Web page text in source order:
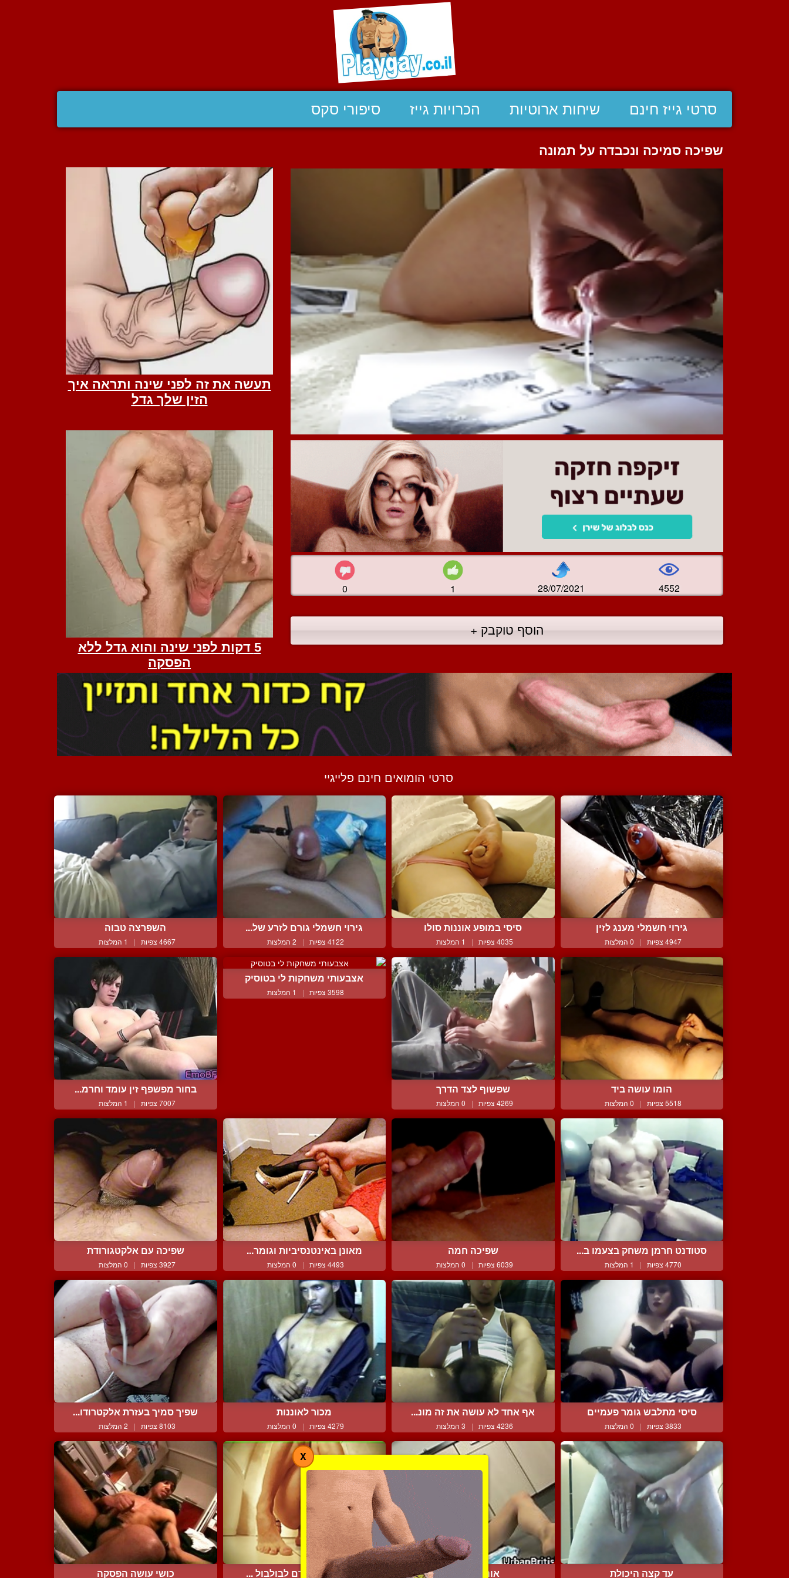
סרטי גייז חינם שיחות ארוטיות הכרויות גייז סיפורי סקס
שפיכה סמיכה ונכבדה על תמונה
0 1 28/07/2021 4552
הוסף טוקבק +
סרטי הומואים חינם פלייגיי
גירוי חשמלי מענג לזין
4947 צפיות | 0 המלצות
סיסי במופע אוננות סולו
4035 צפיות | 1 המלצות
גירוי חשמלי גורם לזרע של...
4122 צפיות | 2 המלצות
השפרצה טבוה
4667 צפיות | 1 המלצות
הומו עושה ביד
5518 צפיות | 0 המלצות
שפשוף לצד הדרך
4269 צפיות | 0 המלצות
אצבעותי משחקות לי בטוסיק
3598 צפיות | 1 המלצות
בחור מפשפף זין עומד וחרמ...
7007 צפיות | 1 המלצות
סטודנט חרמן משחק בצעמו ב...
4770 צפיות | 1 המלצות
שפיכה חמה
6039 צפיות | 0 המלצות
מאונן באינטנסיביות וגומר...
4493 צפיות | 0 המלצות
שפיכה עם אלקטגורודת
3927 צפיות | 0 המלצות
סיסי מתלבש גומר פעמיים
3833 צפיות | 0 המלצות
אף אחד לא עושה את זה מונ...
4236 צפיות | 3 המלצות
מכור לאוננות
4279 צפיות | 0 המלצות
שפיך סמיך בעזרת אלקטרודו...
8103 צפיות | 2 המלצות
עד קצה היכולת אוננות מגרה דילדו בתחת גורם לבולבול ... כושי עושה הפסקה
X